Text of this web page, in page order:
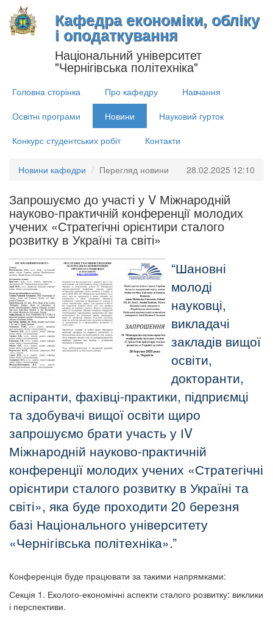
Кафедра економіки, обліку
і оподаткування
Національний університет
"Чернігівська політехніка"
Головна сторінка Про кафедру
Навчання
Освітні програми
Новини
Науковий гурток
Конкурс студентських робіт
Контакти
Новини кафедри Перегляд новини 28.02.2025 12:10
Запрошуємо до участі у V Міжнародній
науково-практичній конференції молодих
учених «Стратегічні орієнтири сталого
розвитку в Україні та світі»
Шановні
молоді
науковці,
викладачі
закладів вищої
освіти,
докторанти,
аспіранти, фахівці-практики, підприємці
та здобувачі вищої освіти щиро
запрошуємо брати участь у ІV
Міжнародній науково-практичній
конференції молодих учених «Стратегічні
орієнтири сталого розвитку в Україні та
світі», яка буде проходити 20 березня
базі Національного університету
«Чернігівська політехніка».
Конференція буде працювати за такими напрямками:
Секція 1. Еколого-економічні аспекти сталого розвитку: виклики
і перспективи.